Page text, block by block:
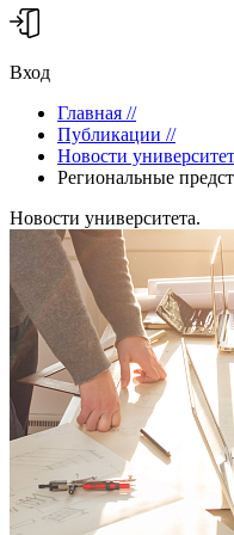
Вход
Главная //
Публикации //
Новости
Региональные
Новости университета.